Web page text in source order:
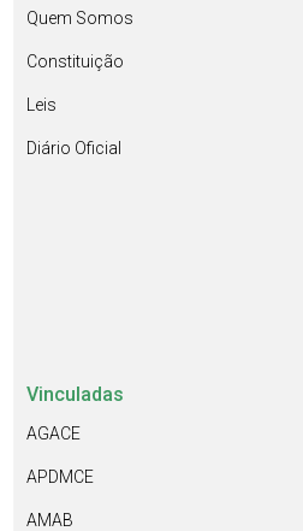
Quem Somos
Constituição
Leis
Diário Oficial
Vinculadas
AGACE
APDMCE
AMAB